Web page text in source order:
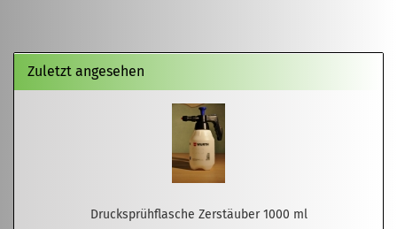
Zuletzt angesehen
Drucksprühflasche Zerstäuber 1000 ml